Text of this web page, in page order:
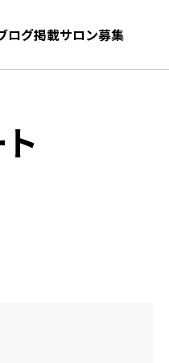
ログ掲載サロン募集
髪型をさがす